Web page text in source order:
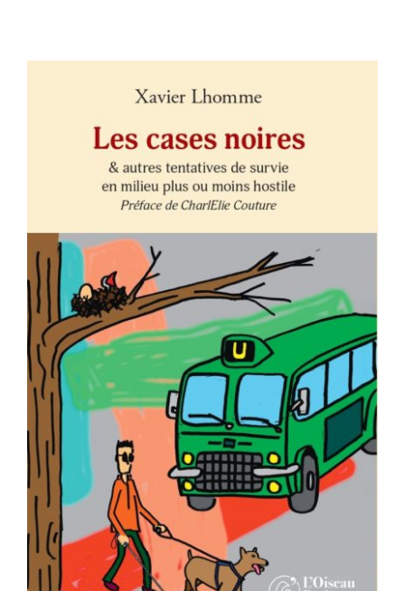
AJOUTER AU PANIER
/
DÉTAILS